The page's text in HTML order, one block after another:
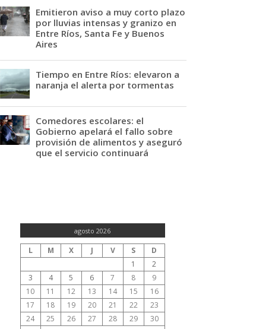
Emitieron aviso a muy corto plazo
por lluvias intensas y granizo en
Entre Ríos, Santa Fe y Buenos
Aires
Tiempo en Entre Ríos: elevaron a
naranja el alerta por tormentas
Comedores escolares: el
Gobierno apelará el fallo sobre
provisión de alimentos y aseguró
que el servicio continuará
agosto 2026
L M X J V S
D
1
2
3
4 5 6 7 8
9
10
11 12 13 14 15
16
17
18 19 20 21 22
23
24
25 26 27 28 29
30